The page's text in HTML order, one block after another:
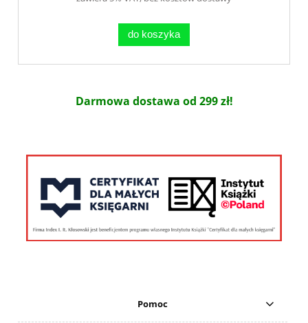
do koszyka
Darmowa dostawa od 299 zł!
Pomoc